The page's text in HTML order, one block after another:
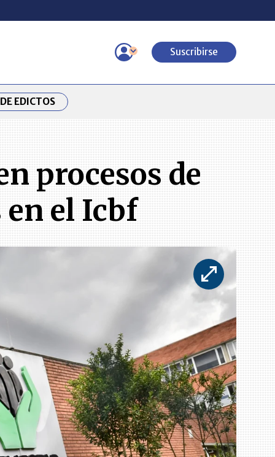
Suscribirse
EDICTOS
procesos de
el Icbf